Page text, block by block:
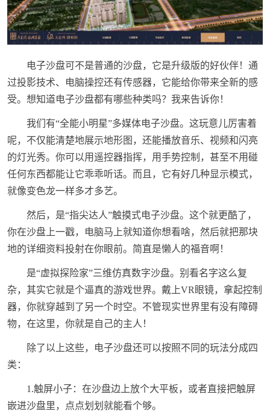
电子沙盘可不是普通的沙盘，它是升级版的好伙伴！通
过投影技术、电脑操控还有传感器，它能给你带来全新的感
受。想知道电子沙盘都有哪些种类吗？我来告诉你！
我们有“全能小明星”多媒体电子沙盘。这玩意儿厉害着
呢，不仅能清楚地展示地形图，还能播放音乐、视频和闪亮
的灯光秀。你可以用遥控器指挥，用手势控制，甚至不用碰
任何东西都能让它乖乖听话。而且，它有好几种显示模式，
就像变色龙一样多才多艺。
然后，是“指尖达人”触摸式电子沙盘。这个就更酷了，
你在沙盘上一戳，电脑马上就知道你想看啥，然后就把那块
地的详细资料投射在你眼前。简直是懒人的福音啊！
是“虚拟探险家”三维仿真数字沙盘。别看名字这么复
杂，其实它就是个逼真的游戏世界。戴上VR眼镜，拿起控制
器，你就穿越到了另一个时空。不管现实世界里有没有障碍
物，在这里，你就是自己的主人！
除了以上这些，电子沙盘还可以按照不同的玩法分成四
类：
1.触屏小子：在沙盘边上放个大平板，或者直接把触屏
嵌进沙盘里，点点划划就能看个够。